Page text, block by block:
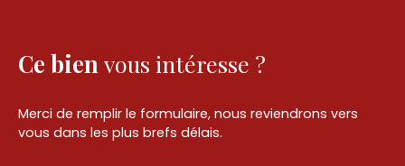
Ce bien vous intéresse ?
Merci de remplir le formulaire, nous reviendrons vers
vous dans les plus brefs délais.